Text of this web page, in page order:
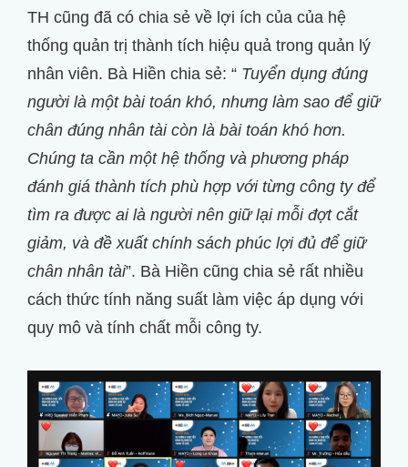
TH cũng đã có chia sẻ về lợi ích của của hệ
thống quản trị thành tích hiệu quả trong quản lý
nhân viên. Bà Hiền chia sẻ: “ Tuyển dụng đúng
người là một bài toán khó, nhưng làm sao để giữ
chân đúng nhân tài còn là bài toán khó hơn.
Chúng ta cần một hệ thống và phương pháp
đánh giá thành tích phù hợp với từng công ty để
tìm ra được ai là người nên giữ lại mỗi đợt cắt
giảm, và đề xuất chính sách phúc lợi đủ để giữ
chân nhân tài”. Bà Hiền cũng chia sẻ rất nhiều
cách thức tính năng suất làm việc áp dụng với
quy mô và tính chất mỗi công ty.